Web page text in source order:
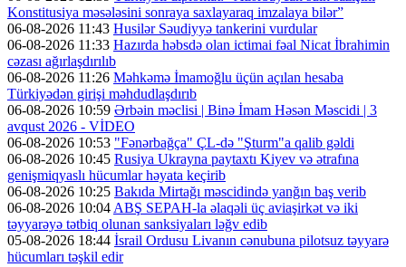
Konstitusiya məsələsini sonraya saxlayaraq imzalaya bilər”
06-08-2026 11:43 Husilər Səudiyyə tankerini vurdular
06-08-2026 11:33 Hazırda həbsdə olan ictimai fəal Nicat İbrahimin
cəzası ağırlaşdırılıb
06-08-2026 11:26 Məhkəmə İmamoğlu üçün açılan hesaba
Türkiyədən girişi məhdudlaşdırıb
06-08-2026 10:59 Ərbəin məclisi | Binə İmam Həsən Məscidi | 3
avqust 2026 - VİDEO
06-08-2026 10:53 "Fənərbağça" ÇL-də "Şturm"a qalib gəldi
06-08-2026 10:45 Rusiya Ukrayna paytaxtı Kiyev və ətrafına
genişmiqyaslı hücumlar həyata keçirib
06-08-2026 10:25 Bakıda Mirtağı məscidində yanğın baş verib
06-08-2026 10:04 ABŞ SEPAH-la əlaqəli üç aviaşirkət və iki
təyyarəyə tətbiq olunan sanksiyaları ləğv edib
05-08-2026 18:44 İsrail Ordusu Livanın cənubuna pilotsuz təyyarə
hücumları təşkil edir